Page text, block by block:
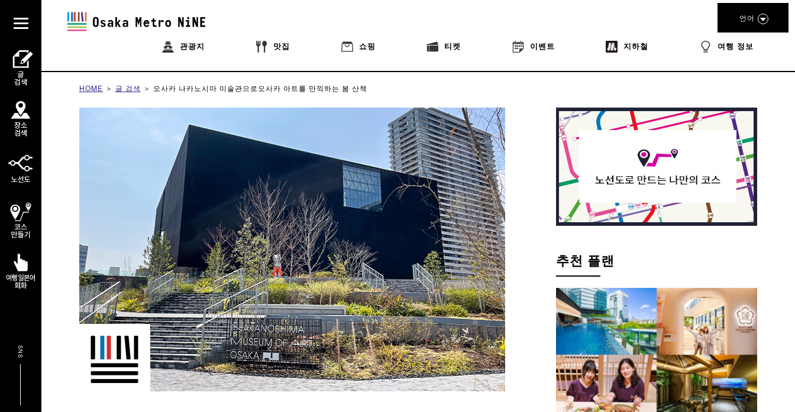
관광지 맛집 쇼핑 티켓 이벤트 지하철 여행 정보
언어
SNS
HOME 글 검색 오사카 나카노시마 미술관으로 오사카 아트를 만끽하는 봄 산책
추천 플랜